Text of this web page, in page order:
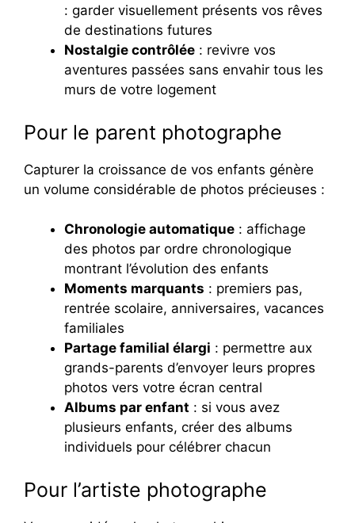
: garder visuellement présents vos rêves
de destinations futures
Nostalgie contrôlée : revivre vos
aventures passées sans envahir tous les
murs de votre logement
Pour le parent photographe
Capturer la croissance de vos enfants génère
un volume considérable de photos précieuses :
Chronologie automatique : affichage
des photos par ordre chronologique
montrant l’évolution des enfants
Moments marquants : premiers pas,
rentrée scolaire, anniversaires, vacances
familiales
Partage familial élargi : permettre aux
grands-parents d’envoyer leurs propres
photos vers votre écran central
Albums par enfant : si vous avez
plusieurs enfants, créer des albums
individuels pour célébrer chacun
Pour l’artiste photographe